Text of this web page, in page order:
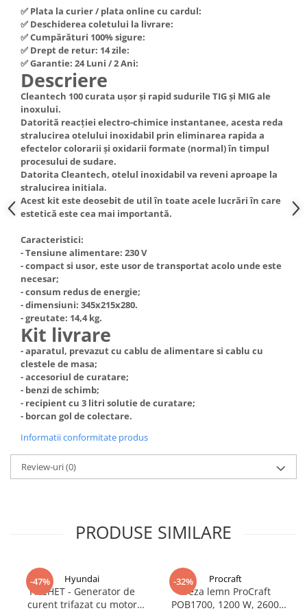
Nivela de masurat
Pistoale de impact electrice si
pneumatice
Pistoale de vopsit
Prelungitoare
Polizoare electrice de banc si
unghiulare
Rindele si freze pentru lemn
Redresoare auto - roboti de
pornire
Suflante cu aer cald
Strungurii
Scule cu acumulator
Scule pentru electricieni
Truse de scule
Truse de lipit PPR
Ventuze cu brate pentru transport
Vibratoare beton
Hote Telescopice
Hote Traditionale
Hote Incorporabile
Hote Country
Hote Insula
Hote Cupolare
Accesorii, consumabile hote
Masini de tocat carne
Masini de carnati ( CARNATARI )
Masini de spalat vase
Masini de spalat vase incorporabile
Masini de spalat vase
Masini de spalat rufe
Masini de spalat rufe frontale
Masini de spalat rufe verticale
Masini de spalat rufe incorporabile
Masini de spalat rufe cu uscator
Uscatoare de rufe
Masini de facut paine
Pachete electrocasnice
incorporabile
Seturi oale
SANDWICH MAKER
Storcatoare de fructe
Televizoare
✅ Plata la curier / plata online cu cardul:
✅ Deschiderea coletului la livrare:
✅ Cumpărături 100% sigure:
✅ Drept de retur: 14 zile:
✅ Garantie: 24 Luni / 2 Ani:
Descriere
Cleantech 100 curata ușor și rapid sudurile TIG și MIG ale
inoxului.
Datorită reacției electro-chimice instantanee, acesta reda
stralucirea otelului inoxidabil prin eliminarea rapida a
efectelor colorarii și oxidarii formate (normal) în timpul
procesului de sudare.
Datorita Cleantech, otelul inoxidabil va reveni aproape la
stralucirea initiala.
Acest kit este deosebit de util în toate acele lucrări în care
estetică este cea mai importantă.
Caracteristici:
- Tensiune alimentare: 230 V
- compact si usor, este usor de transportat acolo unde este
necesar;
- consum redus de energie;
- dimensiuni: 345x215x280.
- greutate: 14,4 kg.
Kit livrare
- aparatul, prevazut cu cablu de alimentare si cablu cu
clestele de masa;
- accesoriul de curatare;
- benzi de schimb;
- recipient cu 3 litri solutie de curatare;
- borcan gol de colectare.
Informatii conformitate produs
Review-uri(0)
PRODUSE SIMILARE
-47% Hyundai
PACHET - Generator de
curent trifazat cu motor
-32% Procraft
Freza lemn ProCraft
POB1700, 1200 W, 2600